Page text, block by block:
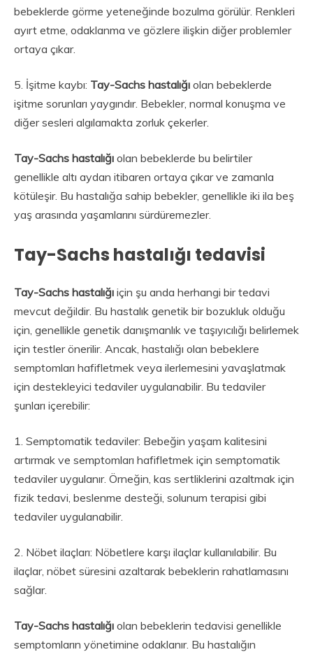
bebeklerde görme yeteneğinde bozulma görülür. Renkleri
ayırt etme, odaklanma ve gözlere ilişkin diğer problemler
ortaya çıkar.
5. İşitme kaybı: Tay-Sachs hastalığı olan bebeklerde
işitme sorunları yaygındır. Bebekler, normal konuşma ve
diğer sesleri algılamakta zorluk çekerler.
Tay-Sachs hastalığı olan bebeklerde bu belirtiler
genellikle altı aydan itibaren ortaya çıkar ve zamanla
kötüleşir. Bu hastalığa sahip bebekler, genellikle iki ila beş
yaş arasında yaşamlarını sürdüremezler.
Tay-Sachs hastalığı tedavisi
Tay-Sachs hastalığı için şu anda herhangi bir tedavi
mevcut değildir. Bu hastalık genetik bir bozukluk olduğu
için, genellikle genetik danışmanlık ve taşıyıcılığı belirlemek
için testler önerilir. Ancak, hastalığı olan bebeklere
semptomları hafifletmek veya ilerlemesini yavaşlatmak
için destekleyici tedaviler uygulanabilir. Bu tedaviler
şunları içerebilir:
1. Semptomatik tedaviler: Bebeğin yaşam kalitesini
artırmak ve semptomları hafifletmek için semptomatik
tedaviler uygulanır. Örneğin, kas sertliklerini azaltmak için
fizik tedavi, beslenme desteği, solunum terapisi gibi
tedaviler uygulanabilir.
2. Nöbet ilaçları: Nöbetlere karşı ilaçlar kullanılabilir. Bu
ilaçlar, nöbet süresini azaltarak bebeklerin rahatlamasını
sağlar.
Tay-Sachs hastalığı olan bebeklerin tedavisi genellikle
semptomların yönetimine odaklanır. Bu hastalığın